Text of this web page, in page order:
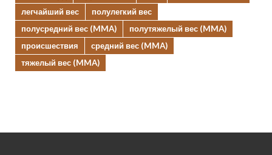
легчайший вес
полулегкий вес
полусредний вес (MMA)
полутяжелый вес (MMA)
происшествия
средний вес (MMA)
тяжелый вес (MMA)